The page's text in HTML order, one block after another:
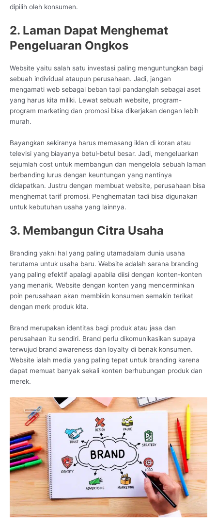
dipilih oleh konsumen.
2. Laman Dapat Menghemat
Pengeluaran Ongkos
Website yaitu salah satu investasi paling menguntungkan bagi
sebuah individual ataupun perusahaan. Jadi, jangan
mengamati web sebagai beban tapi pandanglah sebagai aset
yang harus kita miliki. Lewat sebuah website, program-
program marketing dan promosi bisa dikerjakan dengan lebih
murah.
Bayangkan sekiranya harus memasang iklan di koran atau
televisi yang biayanya betul-betul besar. Jadi, mengeluarkan
sejumlah cost untuk membangun dan mengelola sebuah laman
berbanding lurus dengan keuntungan yang nantinya
didapatkan. Justru dengan membuat website, perusahaan bisa
menghemat tarif promosi. Penghematan tadi bisa digunakan
untuk kebutuhan usaha yang lainnya.
3. Membangun Citra Usaha
Branding yakni hal yang paling utamadalam dunia usaha
terutama untuk usaha baru. Website adalah sarana branding
yang paling efektif apalagi apabila diisi dengan konten-konten
yang menarik. Website dengan konten yang mencerminkan
poin perusahaan akan membikin konsumen semakin terikat
dengan merk produk kita.
Brand merupakan identitas bagi produk atau jasa dan
perusahaan itu sendiri. Brand perlu dikomunikasikan supaya
terwujud brand awareness dan loyalty di benak konsumen.
Website ialah media yang paling tepat untuk branding karena
dapat memuat banyak sekali konten berhubungan produk dan
merek.